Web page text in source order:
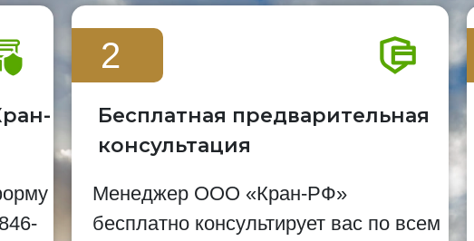
2
Бесплатная предварительная
консультация
Менеджер ООО «Кран-РФ»
бесплатно консультирует вас по всем